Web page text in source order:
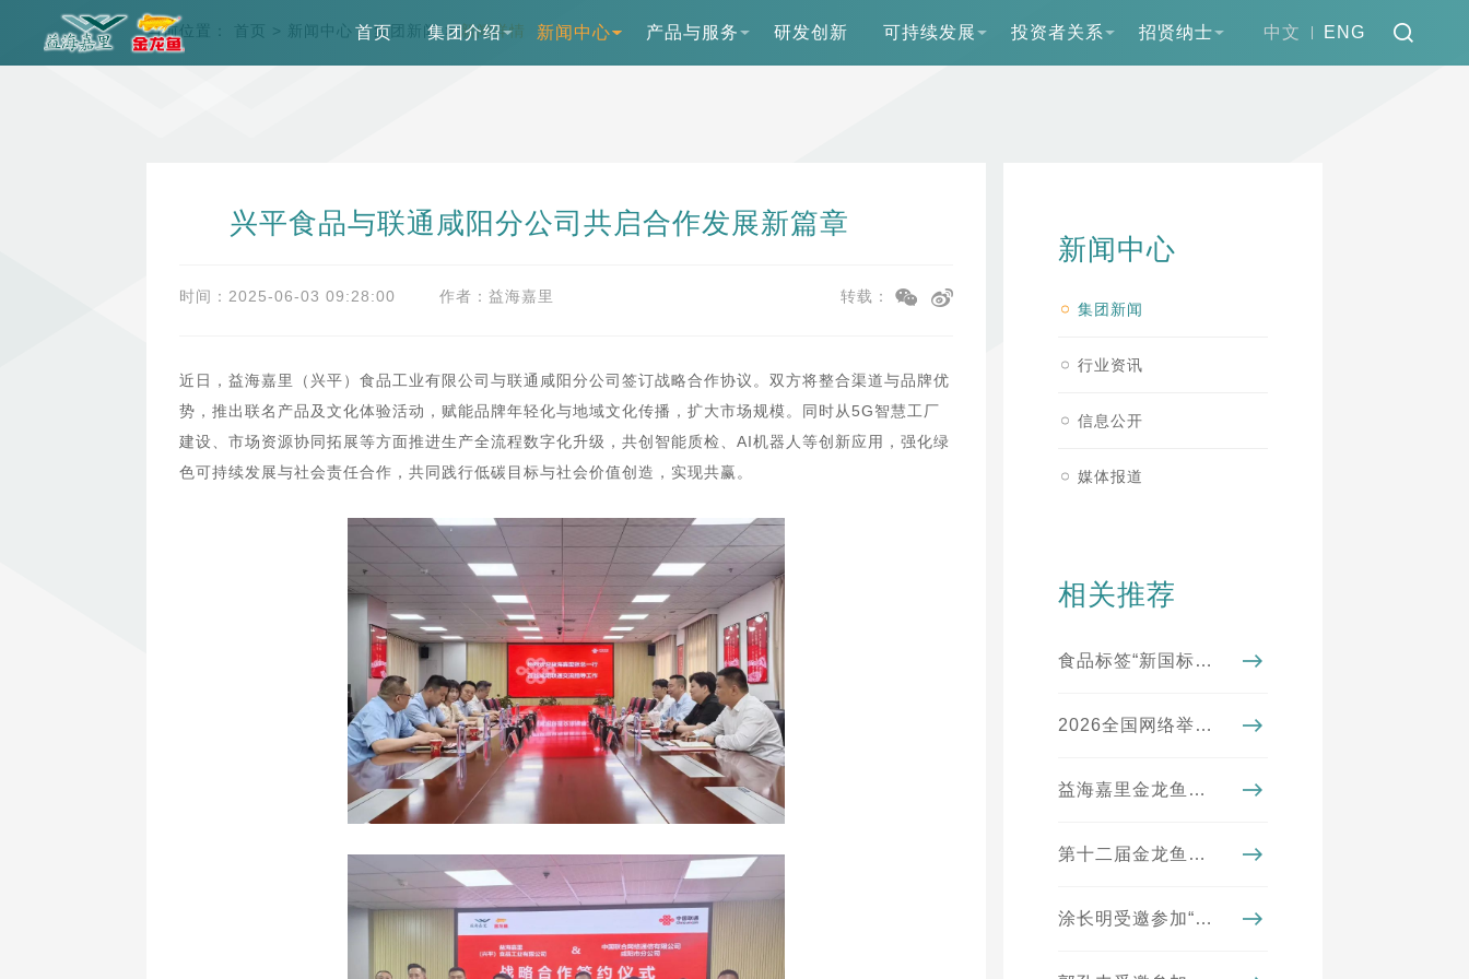
中文 ENG
首页 集团介绍 新闻中心 产品与服务 研发创新 可持续发展 投资者关系 招贤纳士
当前位置： 首页 > 新闻中心 > 集团新闻 > 新闻详情
兴平食品与联通咸阳分公司共启合作发展新篇章
时间：2025-06-03 09:28:00 作者：益海嘉里 转载：
近日，益海嘉里（兴平）食品工业有限公司与联通咸阳分公司签订战略合作协议。双方将整合渠道与品牌优
势，推出联名产品及文化体验活动，赋能品牌年轻化与地域文化传播，扩大市场规模。同时从5G智慧工厂
建设、市场资源协同拓展等方面推进生产全流程数字化升级，共创智能质检、AI机器人等创新应用，强化绿
色可持续发展与社会责任合作，共同践行低碳目标与社会价值创造，实现共赢。
新闻中心
集团新闻
行业资讯
信息公开
媒体报道
相关推荐
食品标签“新国标”实施进入倒计时！看懂4大变化，从此不踩坑
2026全国网络举报系列宣传活动（湖北站）走进益海嘉里金龙鱼
益海嘉里金龙鱼母公司排名《财富》世界500强第195位
第十二届金龙鱼外婆乡小榨菜籽油菜花节圆满收官
涂长明受邀参加“第四届海峡两岸乡村振兴与共同富裕论坛”